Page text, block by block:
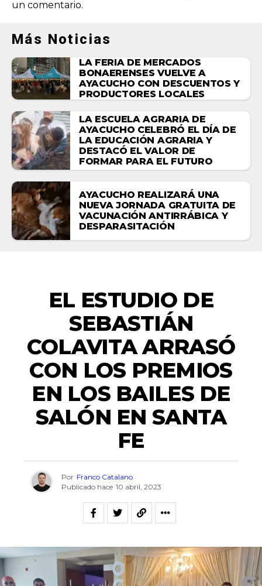
un comentario.
Más Noticias
LA FERIA DE MERCADOS
BONAERENSES VUELVE A
AYACUCHO CON DESCUENTOS Y
PRODUCTORES LOCALES
LA ESCUELA AGRARIA DE
AYACUCHO CELEBRÓ EL DÍA DE
LA EDUCACIÓN AGRARIA Y
DESTACÓ EL VALOR DE
FORMAR PARA EL FUTURO
AYACUCHO REALIZARÁ UNA
NUEVA JORNADA GRATUITA DE
VACUNACIÓN ANTIRRÁBICA Y
DESPARASITACIÓN
EL ESTUDIO DE
SEBASTIÁN
COLAVITA ARRASÓ
CON LOS PREMIOS
EN LOS BAILES DE
SALÓN EN SANTA
FE
Por Franco Catalano
Publicado hace 10 abril, 2023